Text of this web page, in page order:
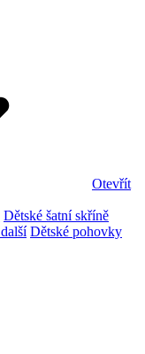
Otevřít
Dětské šatní skříně
Dětské pohovky